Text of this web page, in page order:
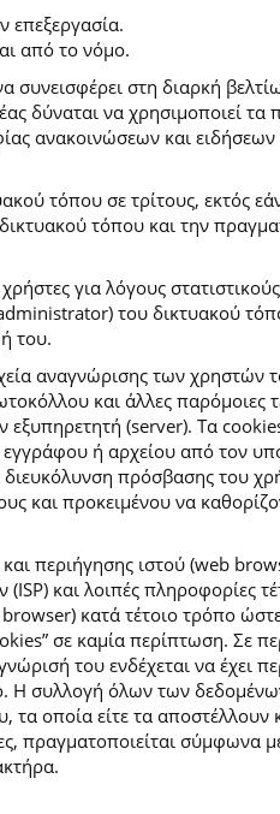
επεξεργασία.
από το νόμο.
συνεισφέρει στη διαρκή
δύναται να χρησιμοποιεί τα
ανακοινώσεων και
τόπου σε τρίτους, εκτός
τόπου και την
για λόγους
του δικτυακού
του.
αναγνώρισης των χρηστών
και άλλες παρόμοιες
(server). Τα cookies
ή αρχείου από τον
πρόσβασης του
και προκειμένου να
περιήγησης ιστού (web
και λοιπές πληροφορίες
κατά τέτοιο τρόπο ώστε
σε καμία περίπτωση. Σε
του ενδέχεται να έχει
Η συλλογή όλων των
οποία είτε τα αποστέλλουν
πραγματοποιείται σύμφωνα